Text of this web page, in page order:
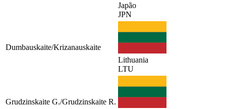
Japão
JPN
Dumbauskaite/Krizanauskaite
Lithuania
LTU
Grudzinskaite G./Grudzinskaite R.